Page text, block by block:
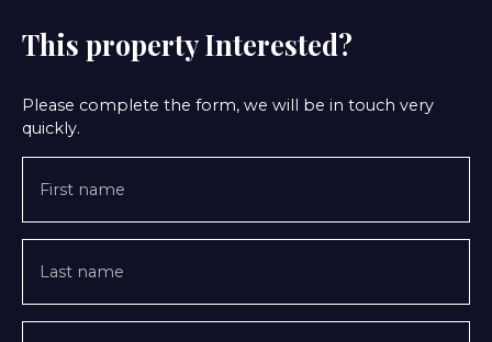
This property Interested?
Please complete the form, we will be in touch very
quickly.
First name
Last name